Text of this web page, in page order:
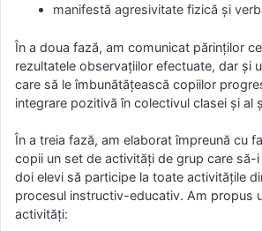
manifestă agresivitate fizică și
În a doua fază, am comunicat părinților
rezultatele observațiilor efectuate, dar și
care să le îmbunătățească copiilor
integrare pozitivă în colectivul clasei și al
În a treia fază, am elaborat împreună cu
copii un set de activități de grup care să-
doi elevi să participe la toate activitățile
procesul instructiv-educativ. Am propus
activități: